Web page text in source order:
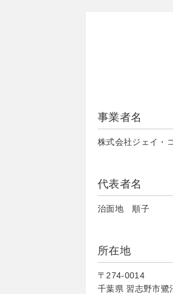
事業者名
株式会社ジェイ・
代表者名
治面地 順子
所在地
〒274-0014
千葉県 習志野市鷺